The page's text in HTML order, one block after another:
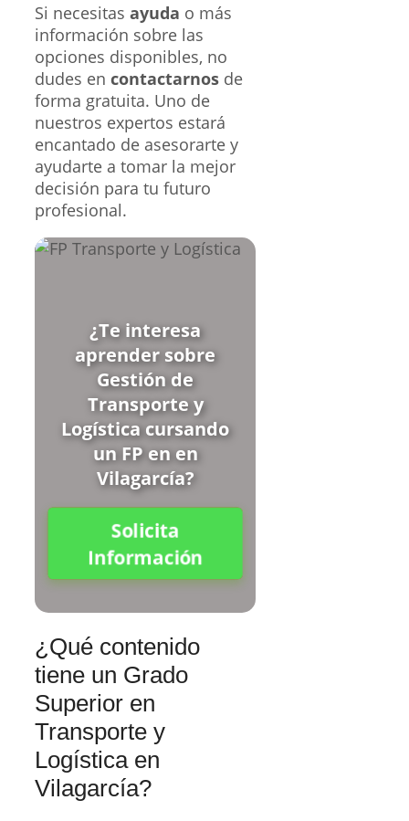
Si necesitas ayuda o más
información sobre las
opciones disponibles, no
dudes en contactarnos de
forma gratuita. Uno de
nuestros expertos estará
encantado de asesorarte y
ayudarte a tomar la mejor
decisión para tu futuro
profesional.
¿Te interesa
aprender sobre
Gestión de
Transporte y
Logística cursando
un FP en en
Vilagarcía?
Solicita
Información
¿Qué contenido
tiene un Grado
Superior en
Transporte y
Logística en
Vilagarcía?